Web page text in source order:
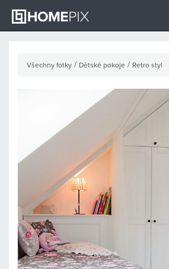
Všechny fotky / Dětské pokoje / Retro styl